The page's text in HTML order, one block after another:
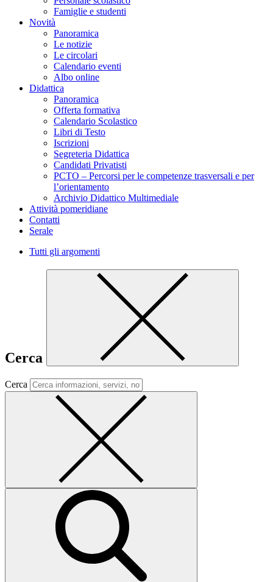
Famiglie e studenti
Novità
Panoramica
Le notizie
Le circolari
Calendario eventi
Albo online
Didattica
Panoramica
Offerta formativa
Calendario Scolastico
Libri di Testo
Iscrizioni
Segreteria Didattica
Candidati Privatisti
PCTO – Percorsi per le competenze trasversali e per
l’orientamento
Archivio Didattico Multimediale
Attività pomeridiane
Contatti
Serale
Tutti gli argomenti
Cerca
Cerca